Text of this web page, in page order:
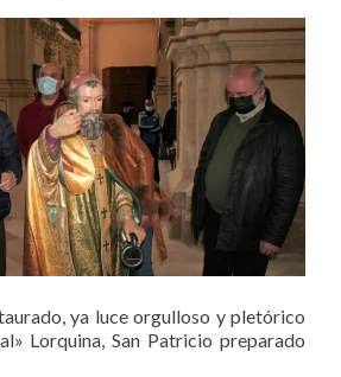
ya luce orgulloso y pletórico
Lorquina, San Patricio preparado